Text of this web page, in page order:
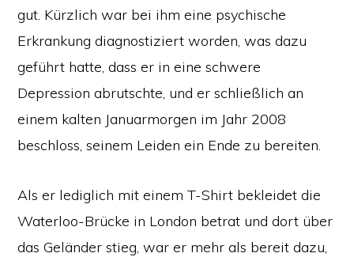
gut. Kürzlich war bei ihm eine psychische
Erkrankung diagnostiziert worden, was dazu
geführt hatte, dass er in eine schwere
Depression abrutschte, und er schließlich an
einem kalten Januarmorgen im Jahr 2008
beschloss, seinem Leiden ein Ende zu bereiten.
Als er lediglich mit einem T-Shirt bekleidet die
Waterloo-Brücke in London betrat und dort über
das Geländer stieg, war er mehr als bereit dazu,